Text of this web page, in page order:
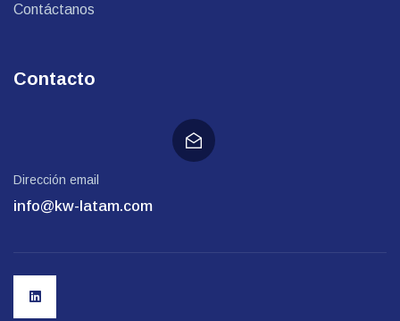
Contáctanos
Contacto
Dirección email
info@kw-latam.com